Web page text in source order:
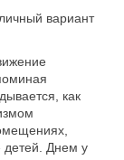
вариант
как
детей. Днем у